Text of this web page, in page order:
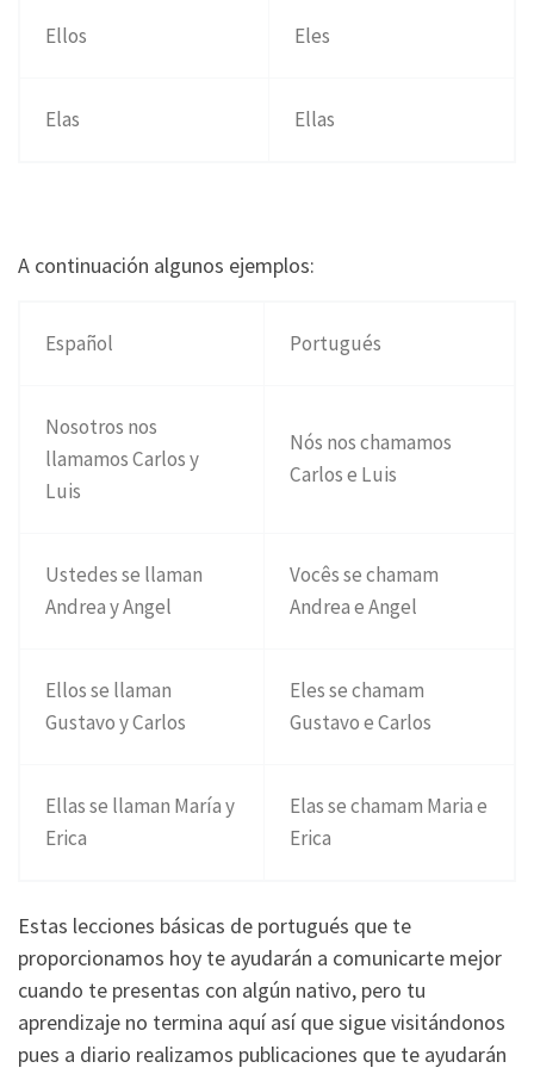
Ellos Eles
Elas Ellas
A continuación algunos ejemplos:
Español Portugués
Nosotros nos
llamamos Carlos y
Luis
Nós nos chamamos
Carlos e Luis
Ustedes se llaman
Andrea y Angel
Vocês se chamam
Andrea e Angel
Ellos se llaman
Gustavo y Carlos
Eles se chamam
Gustavo e Carlos
Ellas se llaman María y
Erica
Elas se chamam Maria e
Erica
Estas lecciones básicas de portugués que te
proporcionamos hoy te ayudarán a comunicarte mejor
cuando te presentas con algún nativo, pero tu
aprendizaje no termina aquí así que sigue visitándonos
pues a diario realizamos publicaciones que te ayudarán